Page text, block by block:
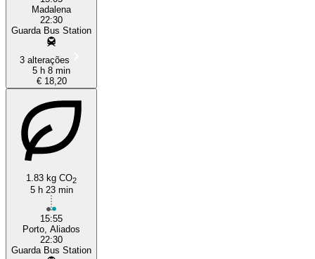
Madalena
22:30
Guarda Bus Station
3 alterações
5 h 8 min
€ 18,20
1.83 kg CO2
5 h 23 min
15:55
Porto, Aliados
22:30
Guarda Bus Station